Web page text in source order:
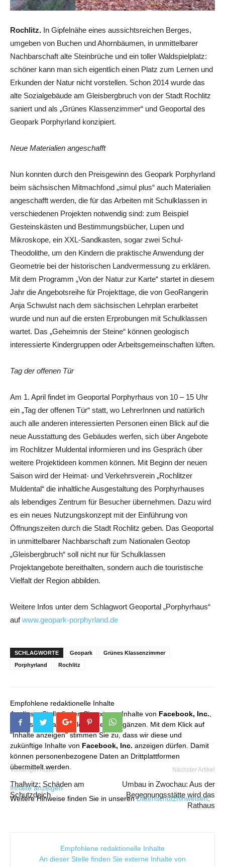
Rochlitz. In Gipfelnähe eines aussichtsreichen Berges,
umgeben von Buchen und Ahornbäumen, in unmittelbarer
Nachbarschaft alte Steinbrüche und ein toller Waldspielplatz:
schöner kann man sich eigentlich einen Platz zum Lernen und
Erkunden der Natur nicht vorstellen. Schon 2014 wurde das
alte Sozialgebäude am Gleisbergbruch von der Stadt Rochlitz
saniert und als „Grünes Klassenzimmer“ und Geoportal des
Geopark Porphyrland konzipiert.
Neue Materialien angeschafft
Nun konnten durch den Preisgewinn des Geopark Porphyrland
beim sächsischen Mitmachfond „simul plus“ auch Materialien
angeschafft werden, die für das Arbeiten mit Schulklassen in
verschiedenen Projekten notwendig sind: zum Beispiel
Gesteinskästen und Bestimmungsbücher, Lupen und
Mikroskope, ein XXL-Sandkasten, sogar zwei Schul-
Theodolithe, um den Kindern die praktische Anwendung der
Geometrie bei der historischen Landvermessung zu erklären.
Mit dem Programm „Von der Natur zur Karte“ startet in diesem
Jahr die Angebotsreihe für Projekttage, die von GeoRangerin
Anja Schwulst nach dem sächsischen Lehrplan erarbeitet
wurde und nun auf die ersten Erprobungen mit Schulklassen
wartet. Das „Geheimnis der Steine“ können geologisch
interessierte Kindergruppen oder Arbeitsgemeinschaften lüften.
Tag der offenen Tür
Am 1. April findet im Geoportal Porphyrhaus von 10 – 15 Uhr
ein „Tag der offenen Tür“ statt, wo LehrerInnen und natürlich
auch alle anderen interessierten Personen einen Blick auf die
neue Ausstattung des Gebäudes werfen, sich über Angebote
im Rochlitzer Muldental informieren und ins Gespräch über
weitere Projektideen kommen können. Mit Beginn der neuen
Saison wird der Heimat- und Verkehrsverein „Rochlitzer
Muldental“ die inhaltliche Ausgestaltung des Porphyrhauses
als lebendiges Zentrum für Besucher übernehmen. Dazu wird
es ein neues Nutzungskonzept mit der Einführung von
Öffnungszeiten durch die Stadt Rochlitz geben. Das Geoportal
in unmittelbarer Nachbarschaft zum Nationalen Geotop
„Gleisbergbruch“ soll nicht nur für Schulklassen
Projektangebote bereithalten, sondern auch die touristische
Vielfalt der Region abbilden.
Weitere Infos unter dem Schlagwort Geoportal „Porphyrhaus“
aufwww.geopark-porphyrland.de
SCHLAGWORTE Geopark
Grünes Klassenzimmer
Porphyrland
Rochlitz
Empfohlene redaktionelle Inhalte
An dieser Stelle finden Sie externe Inhalte von Facebook, Inc.,
die unser redaktionelles Angebot ergänzen. Mit dem Klick auf
"Inhalte anzeigen" stimmen Sie zu, dass wir diese und
zukünftige Inhalte von Facebook, Inc. anzeigen dürfen. Damit
können personenbezogene Daten an Drittplattformen
übermittelt werden.
Inhalte anzeigen
Weitere Hinweise finden Sie in unserenDatenschutzhinweisen.
Vorheriger Artikel
Thallwitz: Schäden am
Schutzdeich
Nächster Artikel
Umbau in Zwochau: Aus der
Begegnungsstätte wird das
Rathaus
Empfohlene redaktionelle Inhalte
An dieser Stelle finden Sie externe Inhalte von